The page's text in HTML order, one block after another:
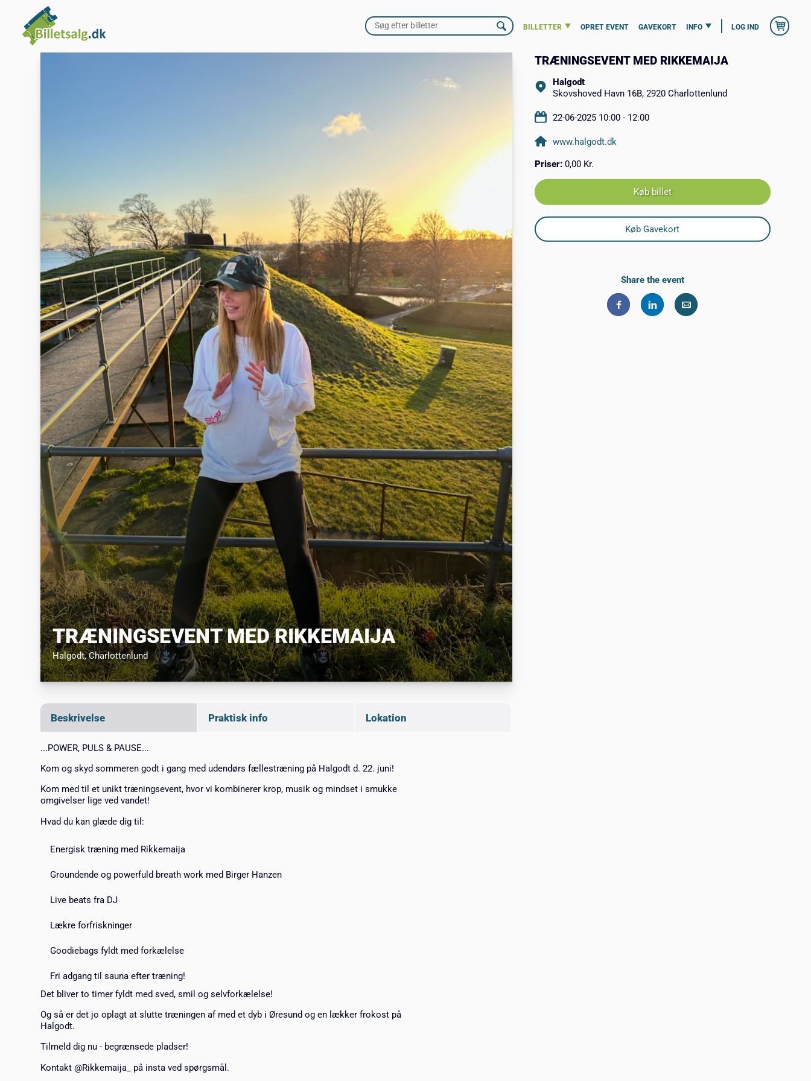
BILLETTER OPRET EVENT GAVEKORT INFO LOG IND
TRÆNINGSEVENT MED RIKKEMAIJA
Halgodt, Charlottenlund
Beskrivelse Praktisk info Lokation
...POWER, PULS & PAUSE...
Kom og skyd sommeren godt i gang med udendørs fællestræning på Halgodt d. 22. juni!
Kom med til et unikt træningsevent, hvor vi kombinerer krop, musik og mindset i smukke
omgivelser lige ved vandet!
Hvad du kan glæde dig til:
Energisk træning med Rikkemaija
Groundende og powerfuld breath work med Birger Hanzen
Live beats fra DJ
Lækre forfriskninger
Goodiebags fyldt med forkælelse
Fri adgang til sauna efter træning!
Det bliver to timer fyldt med sved, smil og selvforkælelse!
Og så er det jo oplagt at slutte træningen af med et dyb i Øresund og en lækker frokost på
Halgodt.
Tilmeld dig nu - begrænsede pladser!
Kontakt @Rikkemaija_ på insta ved spørgsmål.
TRÆNINGSEVENT MED RIKKEMAIJA
Halgodt
Skovshoved Havn 16B, 2920 Charlottenlund
22-06-2025 10:00 - 12:00
www.halgodt.dk
Priser: 0,00 Kr.
Køb billet
Køb Gavekort
Share the event